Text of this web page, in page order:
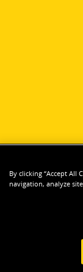
By clicking “Accept All
navigation, analyze